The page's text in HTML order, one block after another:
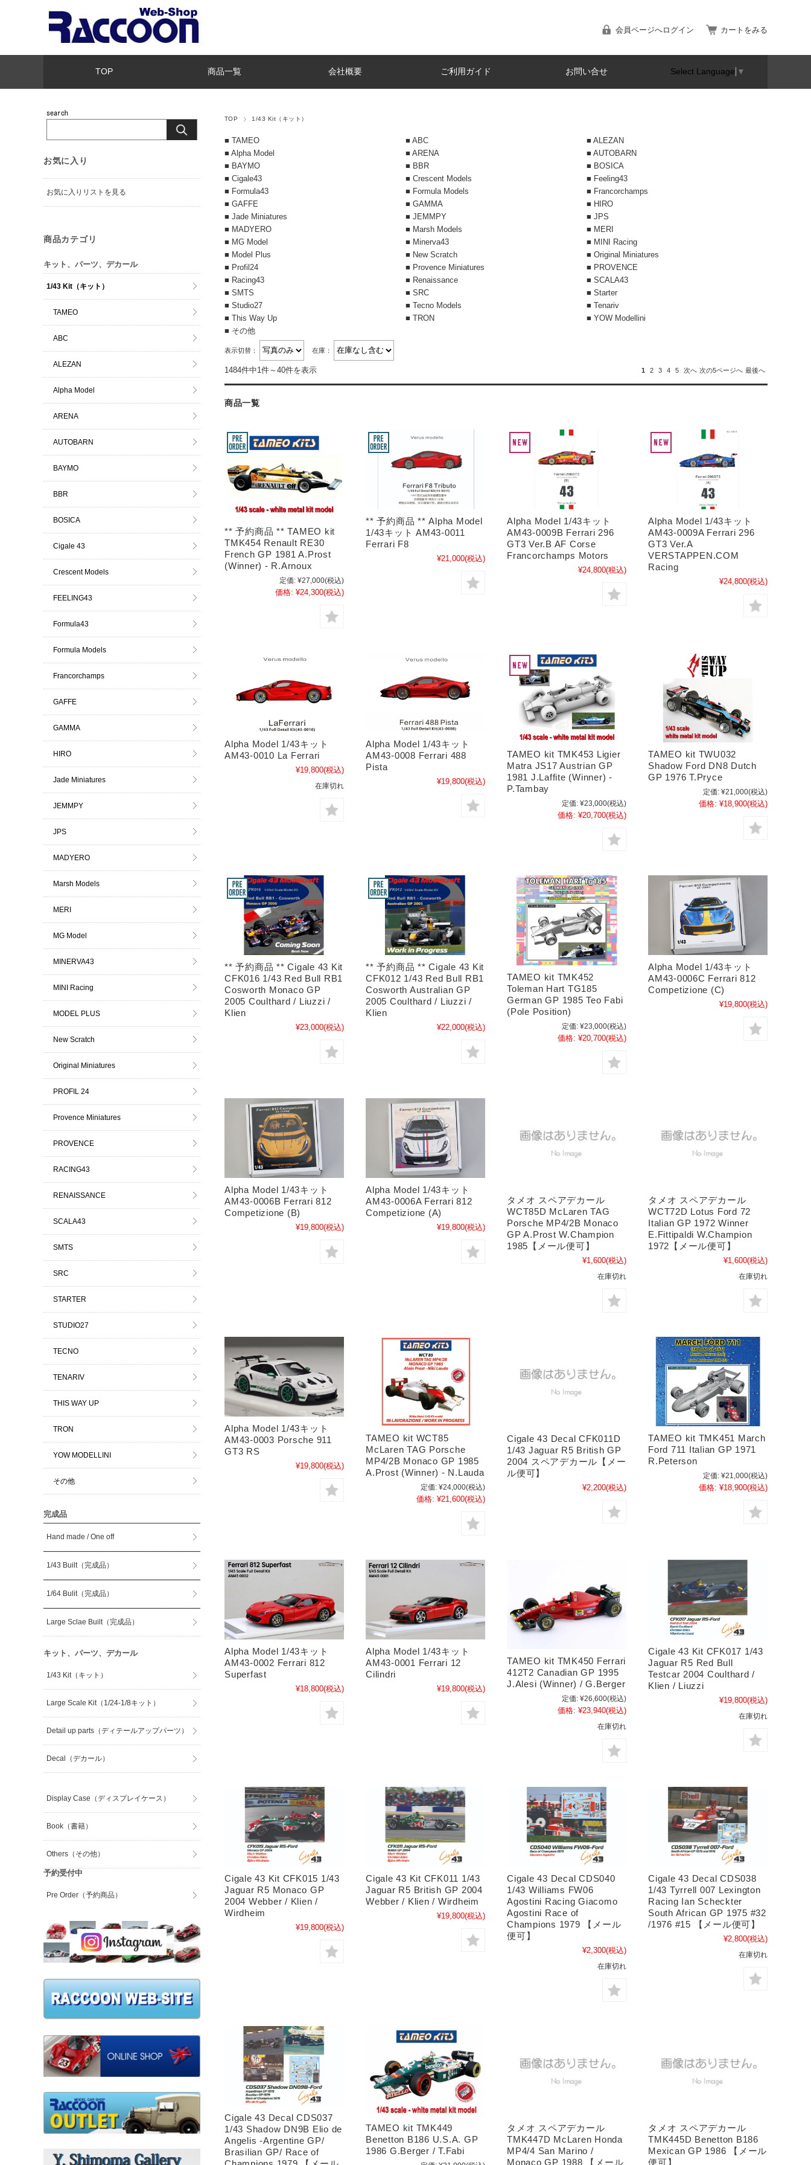
会員ページへログイン カートをみる
TOP 商品一覧 会社概要 ご利用ガイド お問い合せ Select Language ▼
TOP 1/43 Kit（キット）
■ TAMEO ■ ABC
■ ALEZAN
■ Alpha Model
■ ARENA
■ AUTOBARN
■ BAYMO
■ BBR
■ BOSICA
■ Cigale43
■ Crescent Models
■ Feeling43
■ Formula43
■ Formula Models
■ Francorchamps
■ GAFFE
■ GAMMA
■ HIRO
■ Jade Miniatures
■ JEMMPY
■ JPS
■ MADYERO
■ Marsh Models
■ MERI
■ MG Model
■ Minerva43
■ MINI Racing
■ Model Plus
■ New Scratch
■ Original Miniatures
■ Profil24
■ Provence Miniatures
■ PROVENCE
■ Racing43
■ Renaissance
■ SCALA43
■ SMTS
■ SRC
■ Starter
■ Studio27
■ Tecno Models
■ Tenariv
■ This Way Up
■ TRON
■ YOW Modellini
■ その他
表示切替： 在庫：
1484件中1件～40件を表示 1 2 3 4 5 次へ 次の5ページへ 最後へ
商品一覧
** 予約商品 ** TAMEO kit
TMK454 Renault RE30
French GP 1981 A.Prost
(Winner) - R.Arnoux
定価: ¥27,000(税込)
価格: ¥24,300(税込)
** 予約商品 ** Alpha Model
1/43キット AM43-0011
Ferrari F8
¥21,000(税込)
Alpha Model 1/43キット
AM43-0009B Ferrari 296
GT3 Ver.B AF Corse
Francorchamps Motors
¥24,800(税込)
Alpha Model 1/43キット
AM43-0009A Ferrari 296
GT3 Ver.A
VERSTAPPEN.COM
Racing
¥24,800(税込)
Alpha Model 1/43キット
AM43-0010 La Ferrari
¥19,800(税込)
在庫切れ
Alpha Model 1/43キット
AM43-0008 Ferrari 488
Pista
¥19,800(税込)
TAMEO kit TMK453 Ligier
Matra JS17 Austrian GP
1981 J.Laffite (Winner) -
P.Tambay
定価: ¥23,000(税込)
価格: ¥20,700(税込)
TAMEO kit TWU032
Shadow Ford DN8 Dutch
GP 1976 T.Pryce
定価: ¥21,000(税込)
価格: ¥18,900(税込)
** 予約商品 ** Cigale 43 Kit
CFK016 1/43 Red Bull RB1
Cosworth Monaco GP
2005 Coulthard / Liuzzi /
Klien
¥23,000(税込)
** 予約商品 ** Cigale 43 Kit
CFK012 1/43 Red Bull RB1
Cosworth Australian GP
2005 Coulthard / Liuzzi /
Klien
¥22,000(税込)
TAMEO kit TMK452
Toleman Hart TG185
German GP 1985 Teo Fabi
(Pole Position)
定価: ¥23,000(税込)
価格: ¥20,700(税込)
Alpha Model 1/43キット
AM43-0006C Ferrari 812
Competizione (C)
¥19,800(税込)
Alpha Model 1/43キット
AM43-0006B Ferrari 812
Competizione (B)
¥19,800(税込)
Alpha Model 1/43キット
AM43-0006A Ferrari 812
Competizione (A)
¥19,800(税込)
タメオ スペアデカール
WCT85D McLaren TAG
Porsche MP4/2B Monaco
GP A.Prost W.Champion
1985【メール便可】
¥1,600(税込)
在庫切れ
タメオ スペアデカール
WCT72D Lotus Ford 72
Italian GP 1972 Winner
E.Fittipaldi W.Champion
1972【メール便可】
¥1,600(税込)
在庫切れ
Alpha Model 1/43キット
AM43-0003 Porsche 911
GT3 RS
¥19,800(税込)
TAMEO kit WCT85
McLaren TAG Porsche
MP4/2B Monaco GP 1985
A.Prost (Winner) - N.Lauda
定価: ¥24,000(税込)
価格: ¥21,600(税込)
Cigale 43 Decal CFK011D
1/43 Jaguar R5 British GP
2004 スペアデカール【メー
ル便可】
¥2,200(税込)
TAMEO kit TMK451 March
Ford 711 Italian GP 1971
R.Peterson
定価: ¥21,000(税込)
価格: ¥18,900(税込)
Alpha Model 1/43キット
AM43-0002 Ferrari 812
Superfast
¥18,800(税込)
Alpha Model 1/43キット
AM43-0001 Ferrari 12
Cilindri
¥19,800(税込)
TAMEO kit TMK450 Ferrari
412T2 Canadian GP 1995
J.Alesi (Winner) / G.Berger
定価: ¥26,600(税込)
価格: ¥23,940(税込)
在庫切れ
Cigale 43 Kit CFK017 1/43
Jaguar R5 Red Bull
Testcar 2004 Coulthard /
Klien / Liuzzi
¥19,800(税込)
在庫切れ
Cigale 43 Kit CFK015 1/43
Jaguar R5 Monaco GP
2004 Webber / Klien /
Wirdheim
¥19,800(税込)
Cigale 43 Kit CFK011 1/43
Jaguar R5 British GP 2004
Webber / Klien / Wirdheim
¥19,800(税込)
Cigale 43 Decal CDS040
1/43 Williams FW06
Agostini Racing Giacomo
Agostini Race of
Champions 1979 【メール
便可】
¥2,300(税込)
在庫切れ
Cigale 43 Decal CDS038
1/43 Tyrrell 007 Lexington
Racing Ian Scheckter
South African GP 1975 #32
/1976 #15 【メール便可】
¥2,800(税込)
在庫切れ
Cigale 43 Decal CDS037
1/43 Shadow DN9B Elio de
Angelis -Argentine GP/
Brasilian GP/ Race of
TAMEO kit TMK449
Benetton B186 U.S.A. GP
1986 G.Berger / T.Fabi
タメオ スペアデカール
TMK447D McLaren Honda
MP4/4 San Marino /
Monaco GP 1988 【メール
タメオ スペアデカール
TMK445D Benetton B186
Mexican GP 1986 【メール
便可】
お気に入り
お気に入りリストを見る
商品カテゴリ
キット、パーツ、デカール
1/43 Kit（キット）
TAMEO
ABC
ALEZAN
Alpha Model
ARENA
AUTOBARN
BAYMO
BBR
BOSICA
Cigale 43
Crescent Models
FEELING43
Formula43
Formula Models
Francorchamps
GAFFE
GAMMA
HIRO
Jade Miniatures
JEMMPY
JPS
MADYERO
Marsh Models
MERI
MG Model
MINERVA43
MINI Racing
MODEL PLUS
New Scratch
Original Miniatures
PROFIL 24
Provence Miniatures
PROVENCE
RACING43
RENAISSANCE
SCALA43
SMTS
SRC
STARTER
STUDIO27
TECNO
TENARIV
THIS WAY UP
TRON
YOW MODELLINI
その他
完成品
Hand made / One off
1/43 Built（完成品）
1/64 Bulit（完成品）
Large Sclae Built（完成品）
キット、パーツ、デカール
1/43 Kit（キット）
Large Scale Kit（1/24-1/8キット）
Detail up parts（ディテールアップパーツ）
Decal（デカール）
Display Case（ディスプレイケース）
Book（書籍）
Others（その他）
予約受付中
Pre Order（予約商品）